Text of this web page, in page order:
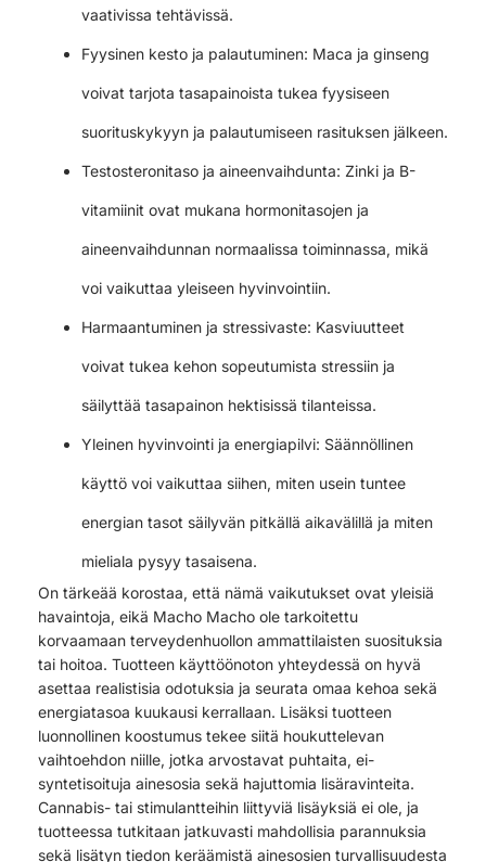
vaativissa tehtävissä.
Fyysinen kesto ja palautuminen: Maca ja ginseng
voivat tarjota tasapainoista tukea fyysiseen
suorituskykyyn ja palautumiseen rasituksen jälkeen.
Testosteronitaso ja aineenvaihdunta: Zinki ja B-
vitamiinit ovat mukana hormonitasojen ja
aineenvaihdunnan normaalissa toiminnassa, mikä
voi vaikuttaa yleiseen hyvinvointiin.
Harmaantuminen ja stressivaste: Kasviuutteet
voivat tukea kehon sopeutumista stressiin ja
säilyttää tasapainon hektisissä tilanteissa.
Yleinen hyvinvointi ja energiapilvi: Säännöllinen
käyttö voi vaikuttaa siihen, miten usein tuntee
energian tasot säilyvän pitkällä aikavälillä ja miten
mieliala pysyy tasaisena.
On tärkeää korostaa, että nämä vaikutukset ovat yleisiä
havaintoja, eikä Macho Macho ole tarkoitettu
korvaamaan terveydenhuollon ammattilaisten suosituksia
tai hoitoa. Tuotteen käyttöönoton yhteydessä on hyvä
asettaa realistisia odotuksia ja seurata omaa kehoa sekä
energiatasoa kuukausi kerrallaan. Lisäksi tuotteen
luonnollinen koostumus tekee siitä houkuttelevan
vaihtoehdon niille, jotka arvostavat puhtaita, ei-
syntetisoituja ainesosia sekä hajuttomia lisäravinteita.
Cannabis- tai stimulantteihin liittyviä lisäyksiä ei ole, ja
tuotteessa tutkitaan jatkuvasti mahdollisia parannuksia
sekä lisätyn tiedon keräämistä ainesosien turvallisuudesta